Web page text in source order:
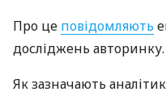
Про це повідомляють
досліджень авторинку.
Як зазначають